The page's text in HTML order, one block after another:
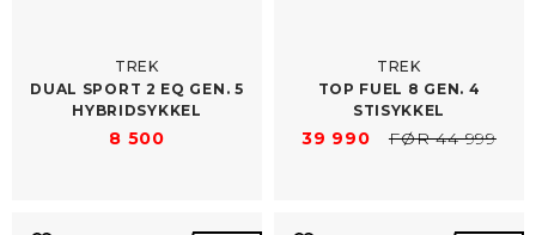
TREK
DUAL SPORT 2 EQ GEN. 5
HYBRIDSYKKEL
8 500
TREK
TOP FUEL 8 GEN. 4
STISYKKEL
39 990 FØR 44 999